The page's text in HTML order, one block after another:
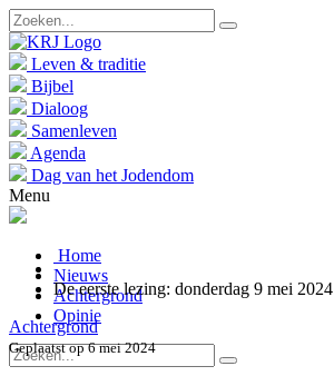
Leven & traditie
Bijbel
Dialoog
Samenleven
Agenda
Dag van het Jodendom
Menu
Home
Nieuws
Achtergrond
Opinie
De eerste lezing: donderdag 9 mei 2024
Achtergrond
Geplaatst op 6 mei 2024